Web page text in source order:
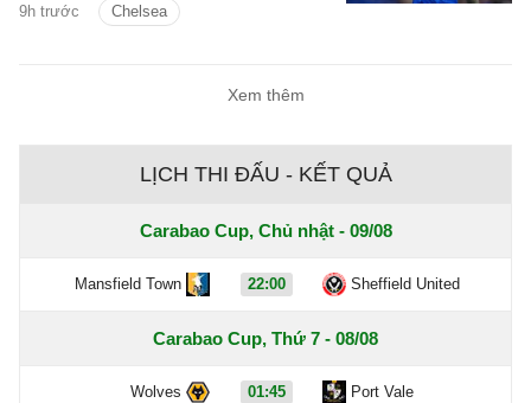
9h trước Chelsea
ngôi sao người Tây Ban Nha.
Xem thêm
LỊCH THI ĐẤU - KẾT QUẢ
Carabao Cup, Chủ nhật - 09/08
Mansfield Town 22:00 Sheffield United
Carabao Cup, Thứ 7 - 08/08
Wolves 01:45 Port Vale